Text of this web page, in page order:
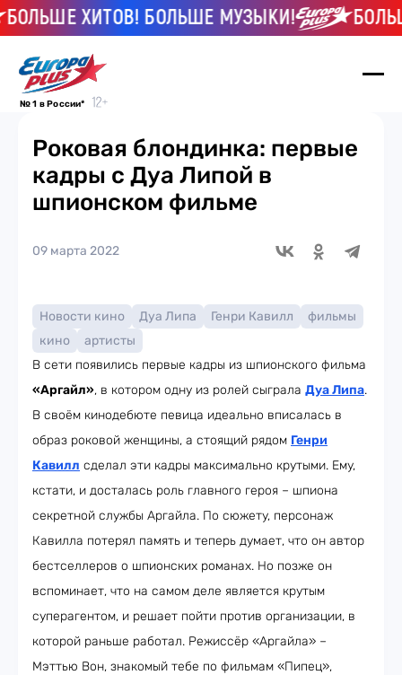
ХИТОВ! БОЛЬШЕ МУЗЫКИ!
№ 1 в России*
Роковая блондинка: первые
кадры с Дуа Липой в
шпионском фильме
09 марта 2022
Новости кино Дуа Липа Генри Кавилл
фильмы
кино
артисты
В сети появились первые кадры из шпионского фильма
«Аргайл», в котором одну из ролей сыграла Дуа Липа.
В своём кинодебюте певица идеально вписалась в
образ роковой женщины, а стоящий рядом Генри
Кавилл сделал эти кадры максимально крутыми. Ему,
кстати, и досталась роль главного героя – шпиона
секретной службы Аргайла. По сюжету, персонаж
Кавилла потерял память и теперь думает, что он автор
бестселлеров о шпионских романах. Но позже он
вспоминает, что на самом деле является крутым
суперагентом, и решает пойти против организации, в
которой раньше работал. Режиссёр «Аргайла» –
Мэттью Вон, знакомый тебе по фильмам «Пипец»,